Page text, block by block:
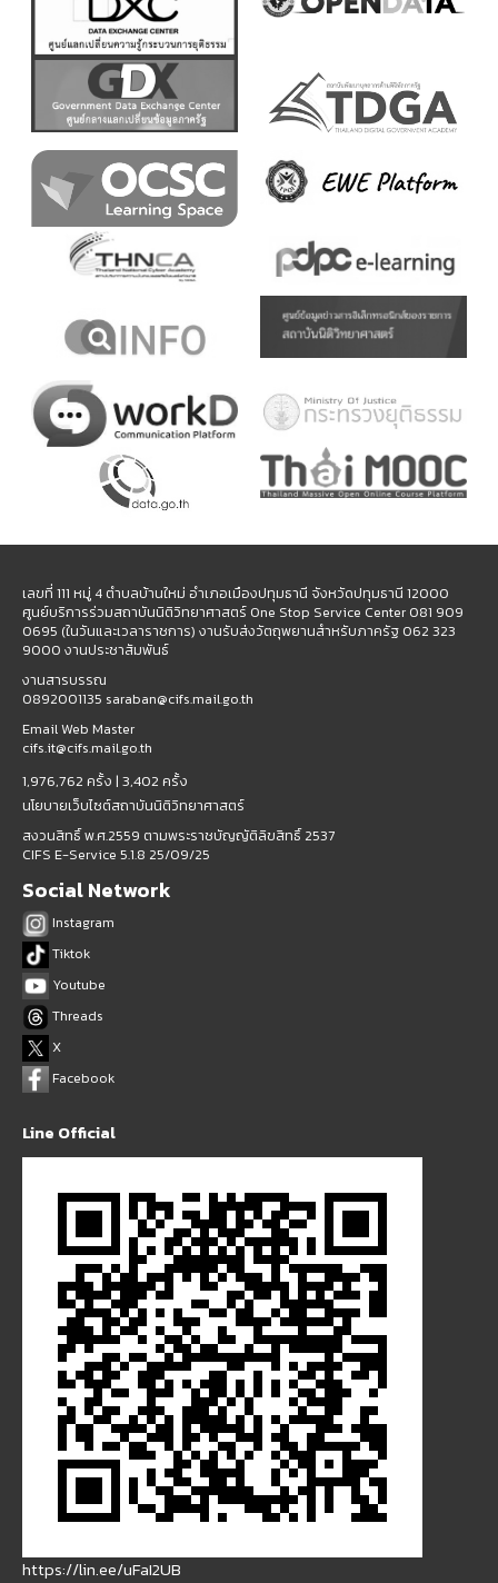
เลขที่ 111 หมู่ 4 ตำบลบ้านใหม่ อำเภอเมืองปทุมธานี จังหวัดปทุมธานี 12000
ศูนย์บริการร่วมสถาบันนิติวิทยาศาสตร์ One Stop Service Center 081 909
0695 (ในวันและเวลาราชการ) งานรับส่งวัตถุพยานสำหรับภาครัฐ 062 323
9000 งานประชาสัมพันธ์
งานสารบรรณ
0892001135 saraban@cifs.mail.go.th
Email Web Master
cifs.it@cifs.mail.go.th
1,976,762 ครั้ง | 3,402 ครั้ง
นโยบายเว็บไซต์สถาบันนิติวิทยาศาสตร์
สงวนสิทธิ์ พ.ศ.2559 ตามพระราชบัญญัติลิขสิทธิ์ 2537
CIFS E-Service 5.1.8 25/09/25
Social Network
Instagram
Tiktok
Youtube
Threads
X
Facebook
Line Official
https://lin.ee/uFaI2UB